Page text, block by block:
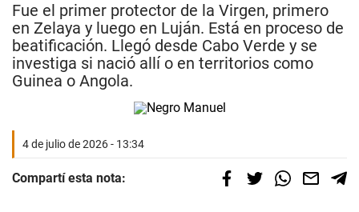
Fue el primer protector de la Virgen, primero
en Zelaya y luego en Luján. Está en proceso de
beatificación. Llegó desde Cabo Verde y se
investiga si nació allí o en territorios como
Guinea o Angola.
4 de julio de 2026 - 13:34
Compartí esta nota: